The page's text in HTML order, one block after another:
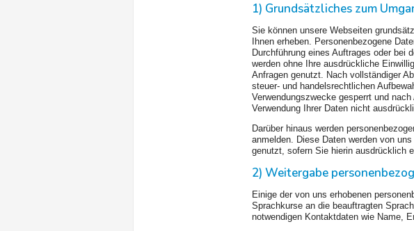
1) Grundsätzliches zum
Sie können unsere Webseiten
Ihnen erheben. Personenbezogene
Durchführung eines Auftrages oder bei
werden ohne Ihre ausdrückliche
Anfragen genutzt. Nach vollständiger
steuer- und handelsrechtlichen
Verwendungszwecke gesperrt und
Verwendung Ihrer Daten nicht
Darüber hinaus werden
anmelden. Diese Daten werden von
genutzt, sofern Sie hierin ausdrücklich
2) Weitergabe
Einige der von uns erhobenen
Sprachkurse an die beauftragten
notwendigen Kontaktdaten wie Name,